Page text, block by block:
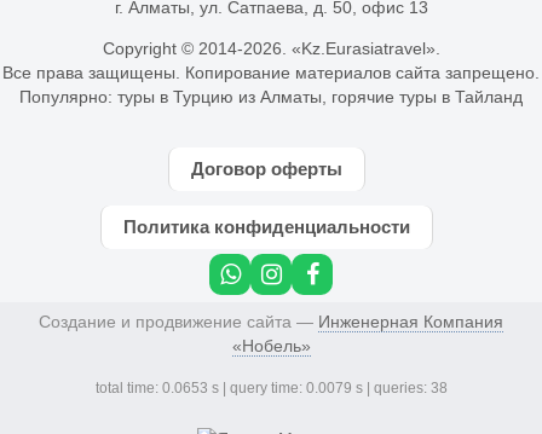
г. Алматы, ул. Сатпаева, д. 50, офис 13
Copyright © 2014-2026. «Kz.Eurasiatravel».
Все права защищены. Копирование материалов сайта запрещено.
Популярно: туры в Турцию из Алматы горячие туры в Тайланд
Договор оферты
Политика конфиденциальности
Создание и продвижение сайта — Инженерная Компания
«Нобель»
total time: 0.0653 s | query time: 0.0079 s | queries: 38